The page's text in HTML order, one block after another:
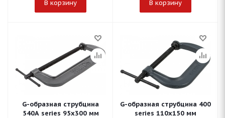
В корзину В корзину
G-образная струбцина
540A series 95х300 мм
G-образная струбцина 400
series 110х150 мм